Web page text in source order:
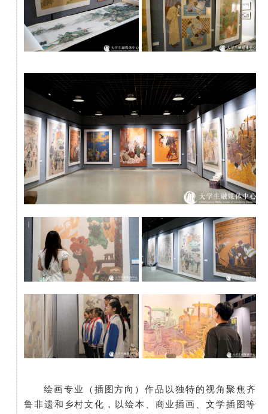
绘画专业（插图方向）作品以独特的视角聚焦齐
鲁非遗和乡村文化，以绘本、商业插画、文学插图等